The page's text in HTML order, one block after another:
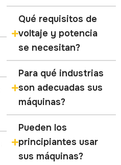
Qué requisitos de
voltaje y potencia
se necesitan?
Para qué industrias
son adecuadas sus
máquinas?
Pueden los
principiantes usar
sus máquinas?